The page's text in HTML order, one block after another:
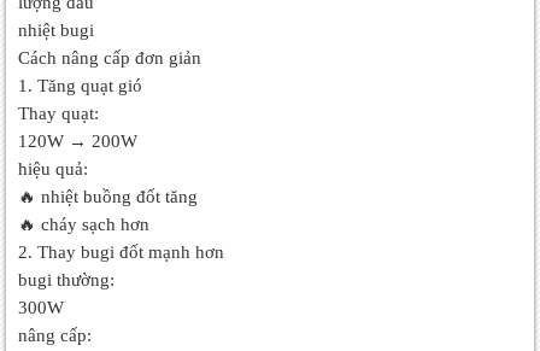
nhiệt bugi
Cách nâng cấp đơn giản
1. Tăng quạt gió
Thay quạt:
120W → 200W
hiệu quả:
🔥 nhiệt buồng đốt tăng
🔥 cháy sạch hơn
2. Thay bugi đốt mạnh hơn
bugi thường:
300W
nâng cấp: